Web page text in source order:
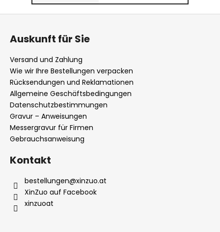
F
Auskunft für Sie
Versand und Zahlung
Wie wir Ihre Bestellungen verpacken
Rücksendungen und Reklamationen
Allgemeine Geschäftsbedingungen
Datenschutzbestimmungen
Gravur – Anweisungen
Messergravur für Firmen
Gebrauchsanweisung
Kontakt
bestellungen@xinzuo.at
XinZuo auf Facebook
xinzuoat